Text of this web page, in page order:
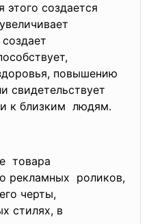
создается
повышению
свидетельствует
к близким людям.
товара
рекламных роликов,
черты,
стилях, в